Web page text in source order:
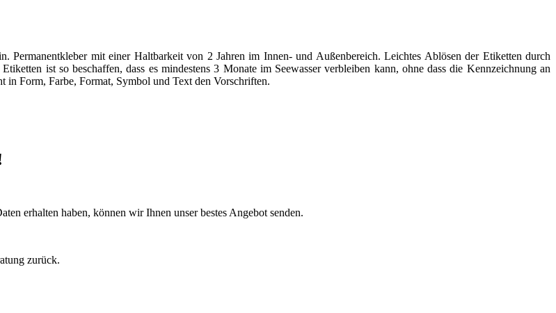
mit einer Haltbarkeit von 2 Jahren im Innen- und Außenbereich. Leichtes Ablösen der Etiketten durch
ist so beschaffen, dass es mindestens 3 Monate im Seewasser verbleiben kann, ohne dass die Kennzeichnung an
Form, Farbe, Format, Symbol und Text den Vorschriften.
erhalten haben, können wir Ihnen unser bestes Angebot senden.
zurück.